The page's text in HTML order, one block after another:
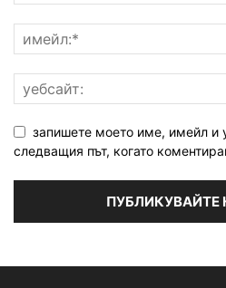
запишете моето име, имейл и
следващия път, когато